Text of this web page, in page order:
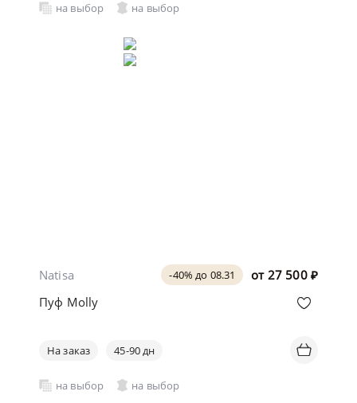
на выбор на выбор
от 27 500 ₽
-40% до 08.31
Natisa
Пуф Molly
На заказ 45-90 дн
на выбор на выбор